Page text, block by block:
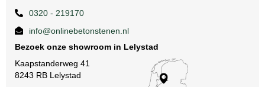
0320 - 219170
info@onlinebetonstenen.nl
Bezoek onze showroom in Lelystad
Kaapstanderweg 41
8243 RB Lelystad